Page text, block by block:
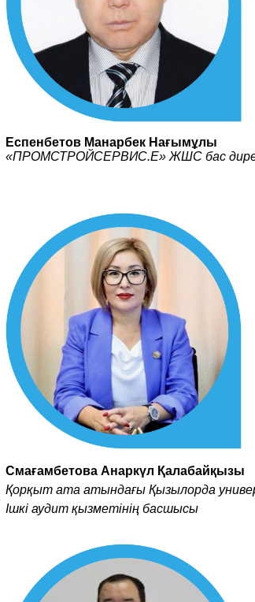
Еспенбетов Манарбек Нағымұлы
«ПРОМСТРОЙСЕРВИС.Е» ЖШС бас
Смағамбетова Анаркүл Қалабайқызы
Қорқыт ата атындағы Қызылорда
Ішкі аудит қызметінің басшысы